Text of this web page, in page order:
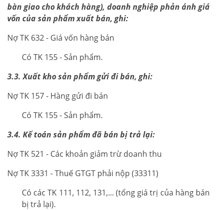
bàn giao cho khách hàng), doanh nghiệp phản ánh giá
vốn của sản phẩm xuất bán, ghi:
Nợ TK 632 - Giá vốn hàng bán
Có TK 155 - Sản phẩm.
3.3. Xuất kho sản phẩm gửi đi bán, ghi:
Nợ TK 157 - Hàng gửi đi bán
Có TK 155 - Sản phẩm.
3.4. Kế toán sản phẩm đã bán bị trả lại:
Nợ TK 521 - Các khoản giảm trừ doanh thu
Nợ TK 3331 - Thuế GTGT phải nộp (33311)
Có các TK 111, 112, 131,... (tổng giá trị của hàng bán
bị trả lại).